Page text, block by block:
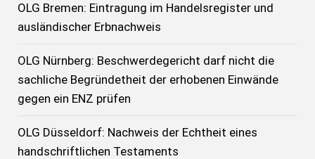
OLG Bremen: Eintragung im Handelsregister und
ausländischer Erbnachweis
OLG Nürnberg: Beschwerdegericht darf nicht die
sachliche Begründetheit der erhobenen Einwände
gegen ein ENZ prüfen
OLG Düsseldorf: Nachweis der Echtheit eines
handschriftlichen Testaments